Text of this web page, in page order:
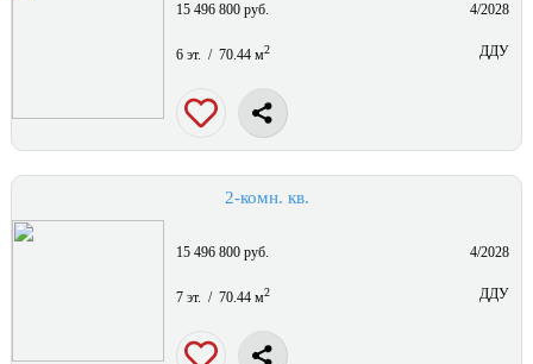
15 496 800 руб. 4/2028
6 эт. / 70.44 м2 ДДУ
2-комн. кв.
15 496 800 руб. 4/2028
7 эт. / 70.44 м2 ДДУ